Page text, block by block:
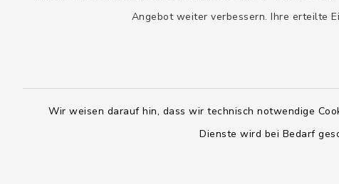
Angebot weiter verbessern. Ihre erteilte
Wir weisen darauf hin, dass wir technisch notwendige
Dienste wird bei Bedarf